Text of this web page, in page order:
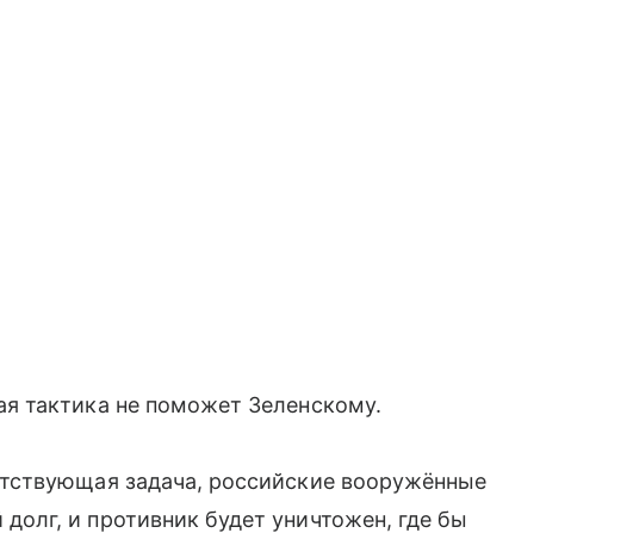
тактика не поможет Зеленскому.
задача, российские вооружённые
и противник будет уничтожен, где бы